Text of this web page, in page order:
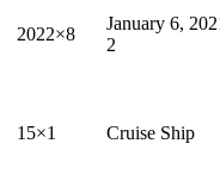
2022×8
January 6,
2
15×1 Cruise Ship